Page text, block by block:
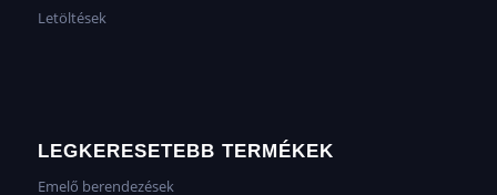
Letöltések
LEGKERESETEBB TERMÉKEK
Emelő berendezések